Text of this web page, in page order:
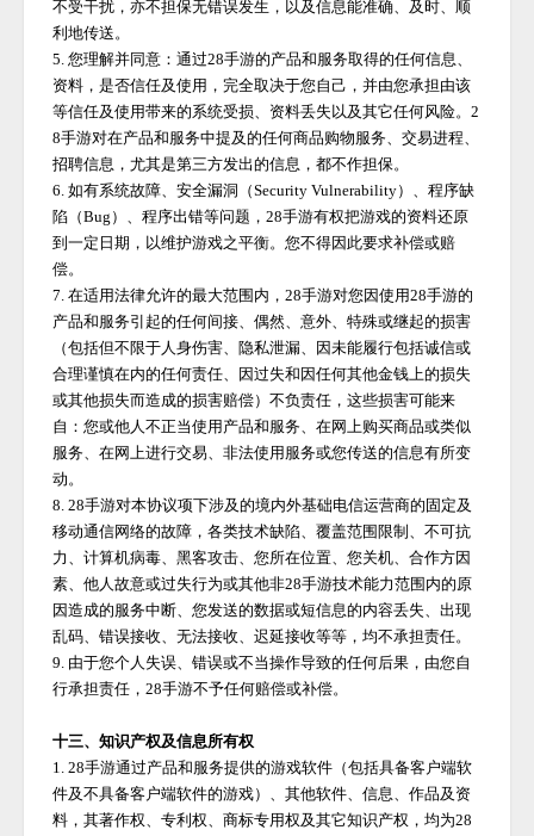
不受干扰，亦不担保无错误发生，以及信息能准确、及时、顺
利地传送。
5. 您理解并同意：通过28手游的产品和服务取得的任何信息、
资料，是否信任及使用，完全取决于您自己，并由您承担由该
等信任及使用带来的系统受损、资料丢失以及其它任何风险。2
8手游对在产品和服务中提及的任何商品购物服务、交易进程、
招聘信息，尤其是第三方发出的信息，都不作担保。
6. 如有系统故障、安全漏洞（Security Vulnerability）、程序缺
陷（Bug）、程序出错等问题，28手游有权把游戏的资料还原
到一定日期，以维护游戏之平衡。您不得因此要求补偿或赔
偿。
7. 在适用法律允许的最大范围内，28手游对您因使用28手游的
产品和服务引起的任何间接、偶然、意外、特殊或继起的损害
（包括但不限于人身伤害、隐私泄漏、因未能履行包括诚信或
合理谨慎在内的任何责任、因过失和因任何其他金钱上的损失
或其他损失而造成的损害赔偿）不负责任，这些损害可能来
自：您或他人不正当使用产品和服务、在网上购买商品或类似
服务、在网上进行交易、非法使用服务或您传送的信息有所变
动。
8.28手游对本协议项下涉及的境内外基础电信运营商的固定及
移动通信网络的故障，各类技术缺陷、覆盖范围限制、不可抗
力、计算机病毒、黑客攻击、您所在位置、您关机、合作方因
素、他人故意或过失行为或其他非28手游技术能力范围内的原
因造成的服务中断、您发送的数据或短信息的内容丢失、出现
乱码、错误接收、无法接收、迟延接收等等，均不承担责任。
9. 由于您个人失误、错误或不当操作导致的任何后果，由您自
行承担责任，28手游不予任何赔偿或补偿。
十三、知识产权及信息所有权
1.28手游通过产品和服务提供的游戏软件（包括具备客户端软
件及不具备客户端软件的游戏）、其他软件、信息、作品及资
料，其著作权、专利权、商标专用权及其它知识产权，均为28